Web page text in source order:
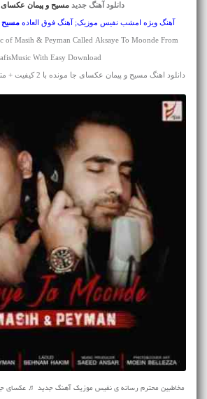
دانلود آهنگ جدید مسیح و پیمان عکسای
آهنگ ویژه امشب نفیس موزیک; آهنگ فوق العادهمسیح
of Masih & Peyman Called Aksaye To Moonde From
With Easy Download
دانلود اهنگ مسیح و پیمان عکسای جا مونده با 2 کیفیت + متن ترانه + پخش آنلاین موزیک
مخاطبین محترم رسانه ی نفیس موزیک آهنگ جدید ♬ عکسای